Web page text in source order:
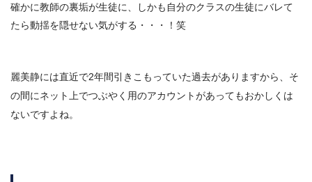
確かに教師の裏垢が生徒に、しかも自分のクラスの生徒にバレて
たら動揺を隠せない気がする・・・！笑
麗美静には直近で2年間引きこもっていた過去がありますから、 そ
の間にネット上でつぶやく用のアカウントがあってもおかしくは
ないですよね。